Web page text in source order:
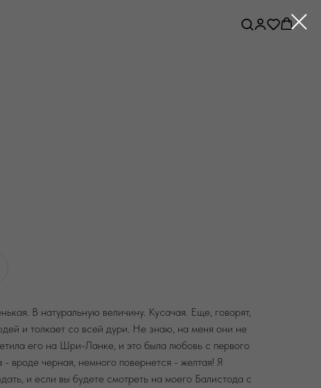
В натуральную величину. Кусачая. Еще, говорят,
и толкает со всей дури. Не знаю, на меня они не
его на Шри-Ланке, и это была любовь с первого
вроде черная, немного повернется - желтая! Я
и если вы будете смотреть на моего Балистода с